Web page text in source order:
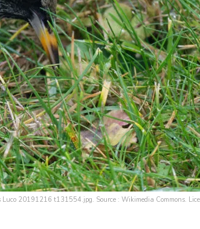
20191216 t131554.jpg. Source : Wikimedia Commons.